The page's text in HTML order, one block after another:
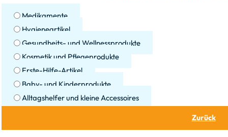
Medikamente
Hygieneartikel
Gesundheits- und Wellnessprodukte
Kosmetik und Pflegeprodukte
Erste-Hilfe-Artikel
Baby- und Kinderprodukte
Alltagshelfer und kleine Accessoires
Zurück